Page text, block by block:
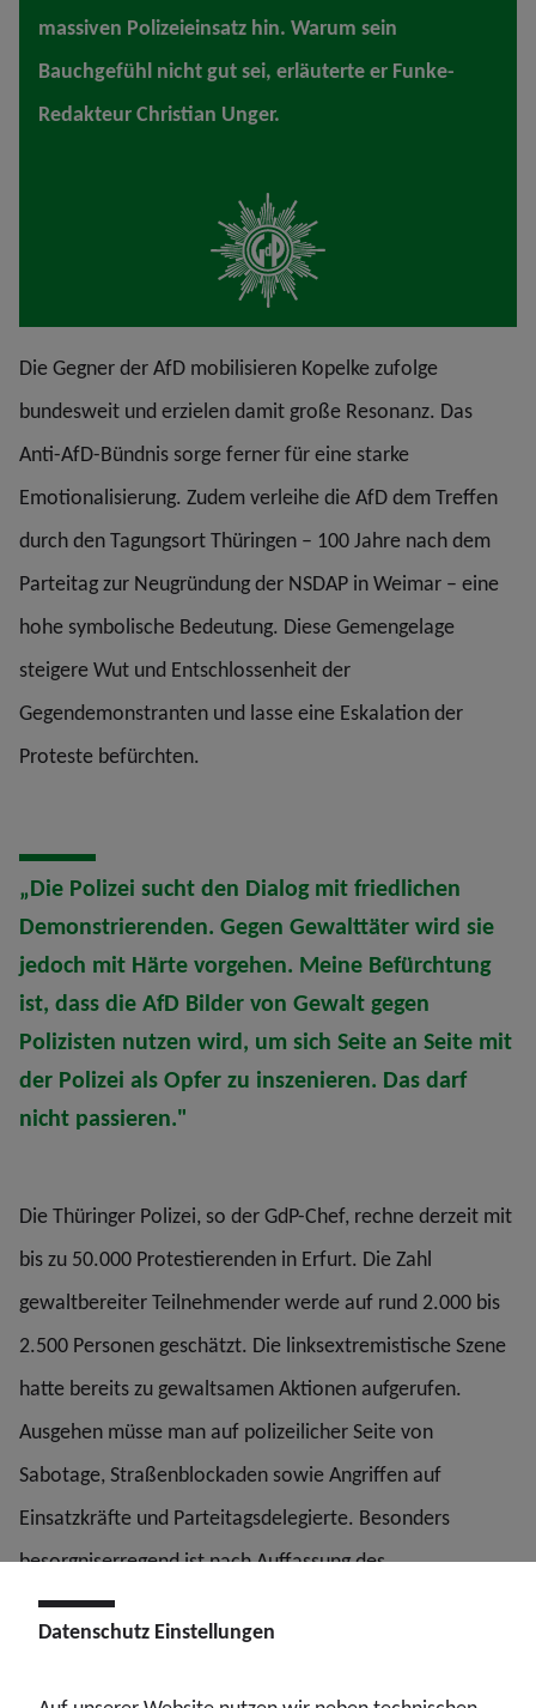
massiven Polizeieinsatz hin. Warum sein
Bauchgefühl nicht gut sei, erläuterte er Funke-
Redakteur Christian Unger.
Die Gegner der AfD mobilisieren Kopelke zufolge
bundesweit und erzielen damit große Resonanz. Das
Anti-AfD-Bündnis sorge ferner für eine starke
Emotionalisierung. Zudem verleihe die AfD dem Treffen
durch den Tagungsort Thüringen – 100 Jahre nach dem
Parteitag zur Neugründung der NSDAP in Weimar – eine
hohe symbolische Bedeutung. Diese Gemengelage
steigere Wut und Entschlossenheit der
Gegendemonstranten und lasse eine Eskalation der
Proteste befürchten.
„Die Polizei sucht den Dialog mit friedlichen
Demonstrierenden. Gegen Gewalttäter wird sie
jedoch mit Härte vorgehen. Meine Befürchtung
ist, dass die AfD Bilder von Gewalt gegen
Polizisten nutzen wird, um sich Seite an Seite mit
der Polizei als Opfer zu inszenieren. Das darf
nicht passieren."
Die Thüringer Polizei, so der GdP-Chef, rechne derzeit mit
bis zu 50.000 Protestierenden in Erfurt. Die Zahl
gewaltbereiter Teilnehmender werde auf rund 2.000 bis
2.500 Personen geschätzt. Die linksextremistische Szene
hatte bereits zu gewaltsamen Aktionen aufgerufen.
Ausgehen müsse man auf polizeilicher Seite von
Sabotage, Straßenblockaden sowie Angriffen auf
Einsatzkräfte und Parteitagsdelegierte. Besonders
besorgniserregend ist nach Auffassung des
Gewerkschafters die mögliche Sogwirkung gewaltbereiter
Gruppen auf friedliche Demonstrierende. Kopelke:
Datenschutz Einstellungen